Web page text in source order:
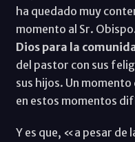
ha quedado muy
momento al Sr.
Dios para la
del pastor con sus
sus hijos. Un
en estos momentos
Y es que, «a pesar de